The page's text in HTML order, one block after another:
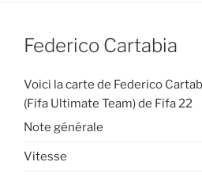
Federico Cartabia
Voici la carte de Federico
(Fifa Ultimate Team) de Fifa 22
Note générale
Vitesse